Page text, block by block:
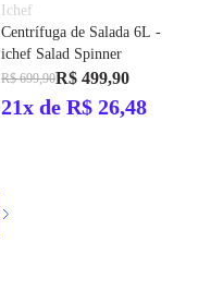
Ichef
Centrífuga de Salada 6L -
ichef Salad Spinner
R$ 699,90R$ 499,90
21x de R$ 26,48